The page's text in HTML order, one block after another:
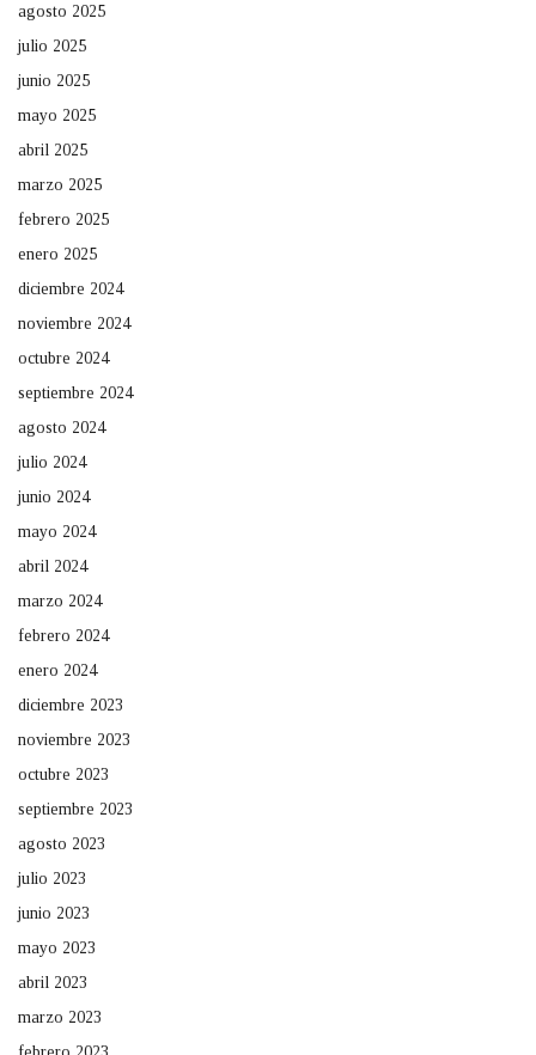
agosto 2025
julio 2025
junio 2025
mayo 2025
abril 2025
marzo 2025
febrero 2025
enero 2025
diciembre 2024
noviembre 2024
octubre 2024
septiembre 2024
agosto 2024
julio 2024
junio 2024
mayo 2024
abril 2024
marzo 2024
febrero 2024
enero 2024
diciembre 2023
noviembre 2023
octubre 2023
septiembre 2023
agosto 2023
julio 2023
junio 2023
mayo 2023
abril 2023
marzo 2023